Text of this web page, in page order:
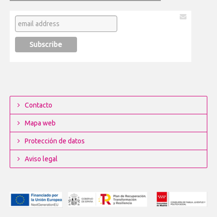
Contacto
Mapa web
Protección de datos
Aviso legal